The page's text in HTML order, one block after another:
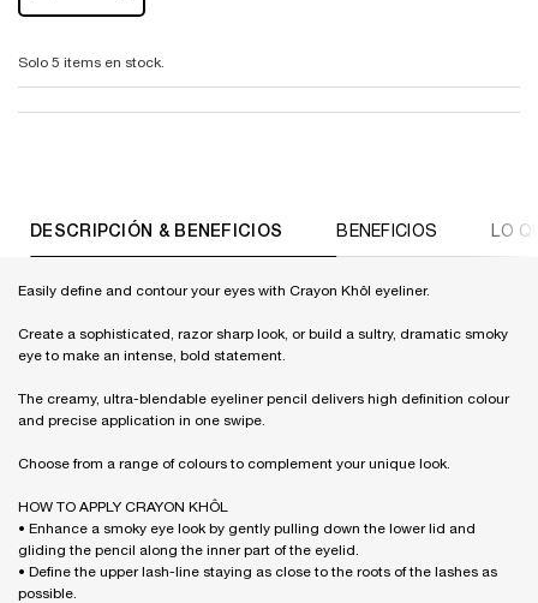
Solo 5 items en stock.
DESCRIPCIÓN & BENEFICIOS BENEFICIOS LO
Easily define and contour your eyes with Crayon Khôl eyeliner.
Create a sophisticated, razor sharp look, or build a sultry, dramatic smoky
eye to make an intense, bold statement.
The creamy, ultra-blendable eyeliner pencil delivers high definition colour
and precise application in one swipe.
Choose from a range of colours to complement your unique look.
HOW TO APPLY CRAYON KHÔL
• Enhance a smoky eye look by gently pulling down the lower lid and
gliding the pencil along the inner part of the eyelid.
• Define the upper lash-line staying as close to the roots of the lashes as
possible.